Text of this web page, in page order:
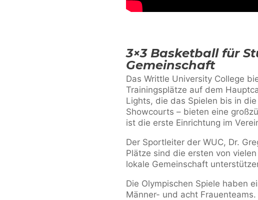
3×3 Basketball für
Gemeinschaft
Das Writtle University College
Trainingsplätze auf dem
Lights, die das Spielen bis in
Showcourts – bieten eine
ist die erste Einrichtung im
Der Sportleiter der WUC, Dr.
Plätze sind die ersten von
lokale Gemeinschaft
Die Olympischen Spiele haben
Männer- und acht